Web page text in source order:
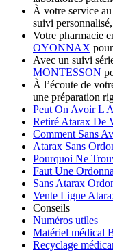
À votre service
suivi
Votre pharmacie
OYONNAX
Avec un suivi
MONTESSON
À l’écoute de
une préparation
Peut On Avoir L
Retiré Atarax De
Comment Sans
Atarax Sans
Pourquoi Ne
Faut Une
Sans Atarax
Vente Ligne
Conseils
Numéros utiles
Matériel médical
Recyclage